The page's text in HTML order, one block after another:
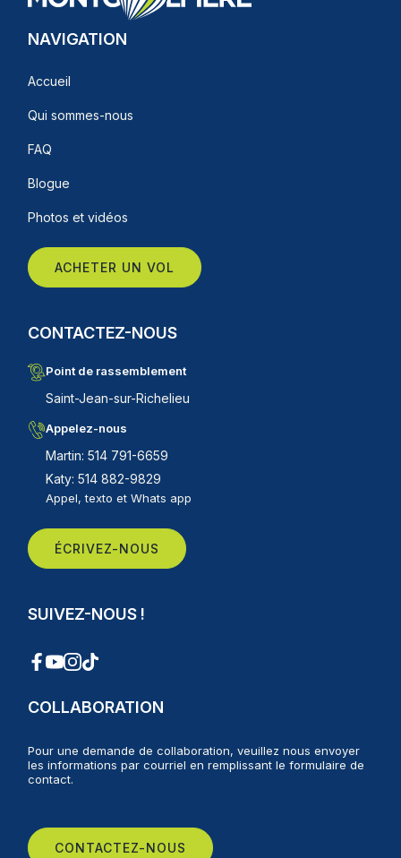
NAVIGATION
Accueil
Qui sommes-nous
FAQ
Blogue
Photos et vidéos
ACHETER UN VOL
CONTACTEZ-NOUS
Point de rassemblement
Saint-Jean-sur-Richelieu
Appelez-nous
Martin: 514 791-6659
Katy: 514 882-9829
Appel, texto et Whats app
ÉCRIVEZ-NOUS
SUIVEZ-NOUS !
COLLABORATION
Pour une demande de collaboration, veuillez nous envoyer
les informations par courriel en remplissant le formulaire de
contact.
CONTACTEZ-NOUS